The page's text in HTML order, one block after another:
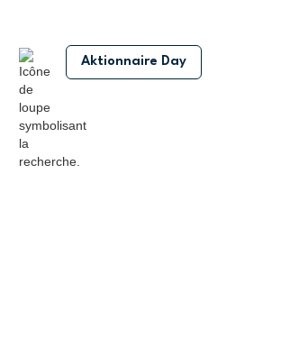
Aktionnaire Day